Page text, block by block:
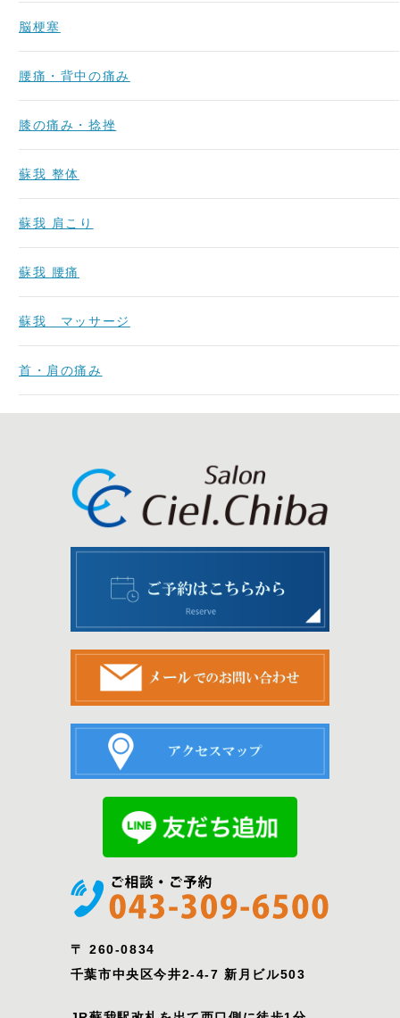
脳梗塞
腰痛・背中の痛み
膝の痛み・捻挫
蘇我 整体
蘇我 肩こり
蘇我 腰痛
蘇我 マッサージ
首・肩の痛み
〒 260-0834
千葉市中央区今井2-4-7 新月ビル503